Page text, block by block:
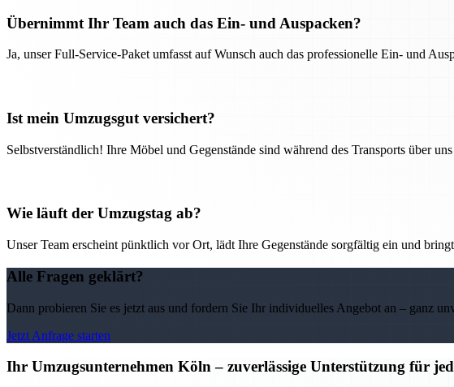
Übernimmt Ihr Team auch das Ein- und Auspacken?
Ja, unser Full-Service-Paket umfasst auf Wunsch auch das professionelle Ein- und
Ist mein Umzugsgut versichert?
Selbstverständlich! Ihre Möbel und Gegenstände sind während des Transports über
Wie läuft der Umzugstag ab?
Unser Team erscheint pünktlich vor Ort, lädt Ihre Gegenstände sorgfältig ein und
Alle Fragen geklärt?
Dann probieren Sie es jetzt aus und fordern Sie Ihr individuelles Angebot an – ganz
Jetzt Anfrage starten
Ihr Umzugsunternehmen Köln – zuverlässige Unterstützung für